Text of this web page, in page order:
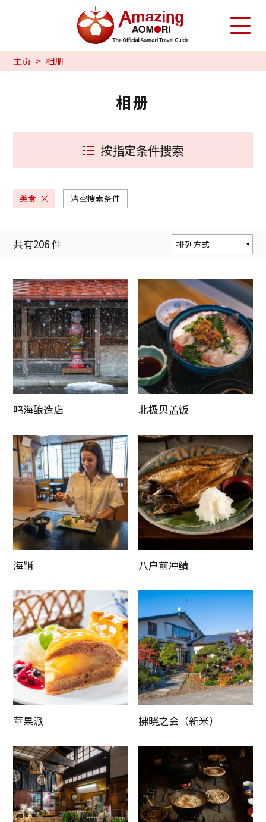
主页 相册
相册
按指定条件搜索
美食 清空搜索条件
共有206件
排列方式
按更新顺序排序
鸣海酿造店 北极贝盖饭
海鞘 八户前冲鲭
苹果派 拂晓之会（新米）